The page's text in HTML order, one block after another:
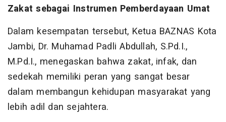
Zakat sebagai Instrumen Pemberdayaan Umat
Dalam kesempatan tersebut, Ketua BAZNAS Kota
Jambi, Dr. Muhamad Padli Abdullah, S.Pd.I.,
M.Pd.I., menegaskan bahwa zakat, infak, dan
sedekah memiliki peran yang sangat besar
dalam membangun kehidupan masyarakat yang
lebih adil dan sejahtera.